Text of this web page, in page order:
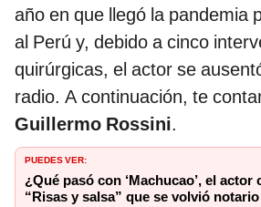
año en que llegó la pandemia
al Perú y, debido a cinco
quirúrgicas, el actor se
radio. A continuación, te
Guillermo Rossini.
PUEDES VER:
¿Qué pasó con ‘Machucao’, el actor
“Risas y salsa” que se volvió